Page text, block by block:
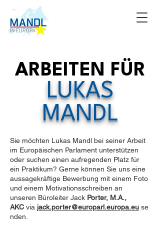
ARBEITEN FÜR
LUKAS
MANDL
Sie möchten Lukas Mandl bei seiner Arbeit
im Europäischen Parlament unterstützen
oder suchen einen aufregenden Platz für
ein Praktikum? Gerne können Sie uns eine
aussagekräftige Bewerbung mit einem Foto
und einem Motivationsschreiben an
unseren Büroleiter Jack Porter, M.A.,
AKC via jack.porter@europarl.europa.eu se
nden.